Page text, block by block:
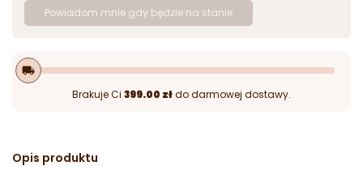
Powiadom mnie gdy będzie na stanie
local_shipping
Brakuje Ci 399.00 złdo darmowej dostawy.
Opis produktu